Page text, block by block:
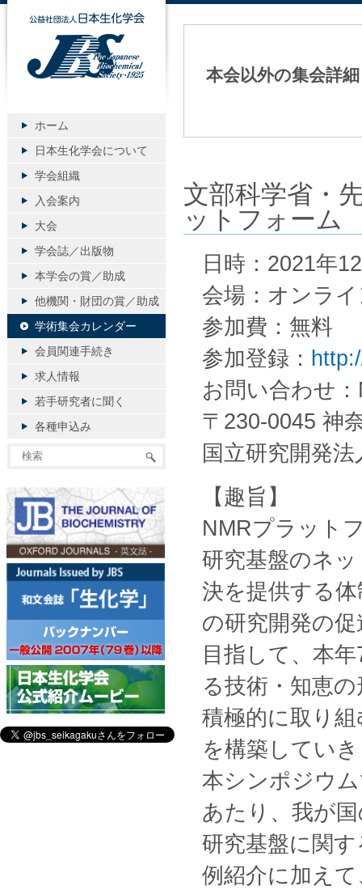
本会以外の集会詳細
文部科学省・
ットフォーム
日時：2021年
会場：オンラ
参加費：無料
参加登録：
お問い合わせ
〒230-0045 神
国立研究開発
【趣旨】
NMRプラット
研究基盤のネ
決を提供する
の研究開発の
目指して、本
る技術・知恵
積極的に取り
を構築してい
本シンポジウ
あたり、我が
研究基盤に関
例紹介に加え
公益社団法人日本生化学会
ホーム
日本生化学会について
学会組織
入会案内
大会
学会誌／出版物
本学会の賞／助成
他機関・財団の賞／助成
学術集会カレンダー
会員関連手続き
求人情報
若手研究者に聞く
各種申込み